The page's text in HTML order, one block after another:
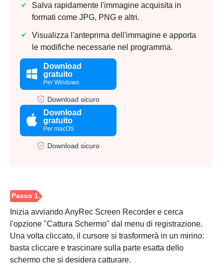
Salva rapidamente l'immagine acquisita in
formati come JPG, PNG e altri.
Visualizza l'anteprima dell'immagine e apporta
le modifiche necessarie nel programma.
Download
gratuito
Per Windows
Download sicuro
Download
gratuito
Per macOS
Download sicuro
Inizia avviando AnyRec Screen Recorder e cerca
l'opzione "Cattura Schermo" dal menu di registrazione.
Una volta cliccato, il cursore si trasformerà in un mirino:
basta cliccare e trascinare sulla parte esatta dello
schermo che si desidera catturare.